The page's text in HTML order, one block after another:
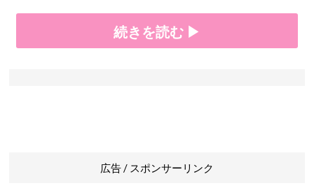
続きを読む ▶
広告 / スポンサーリンク